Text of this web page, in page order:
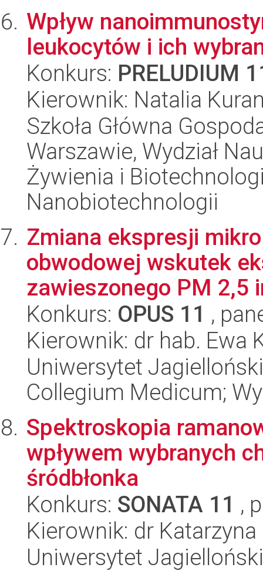
Wpływ
leukocytów i ich
Konkurs: PRELUDIUM
Kierownik: Natalia
Szkoła Główna
Warszawie, Wydział
Żywienia i
Nanobiotechnologii
Zmiana ekspresji
obwodowej wskutek
zawieszonego PM 2,5
Konkurs: OPUS 11 ,
Kierownik: dr hab. Ewa
Uniwersytet
Collegium Medicum;
Spektroskopia
wpływem wybranych
śródbłonka
Konkurs: SONATA 11 ,
Kierownik: dr
Uniwersytet